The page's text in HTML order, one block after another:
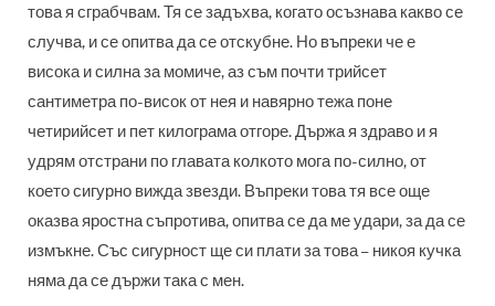
това я сграбчвам. Тя се задъхва, когато осъзнава какво се
случва, и се опитва да се отскубне. Но въпреки че е
висока и силна за момиче, аз съм почти трийсет
сантиметра по-висок от нея и навярно тежа поне
четирийсет и пет килограма отгоре. Държа я здраво и я
удрям отстрани по главата колкото мога по-силно, от
което сигурно вижда звезди. Въпреки това тя все още
оказва яростна съпротива, опитва се да ме удари, за да се
измъкне. Със сигурност ще си плати за това – никоя кучка
няма да се държи така с мен.